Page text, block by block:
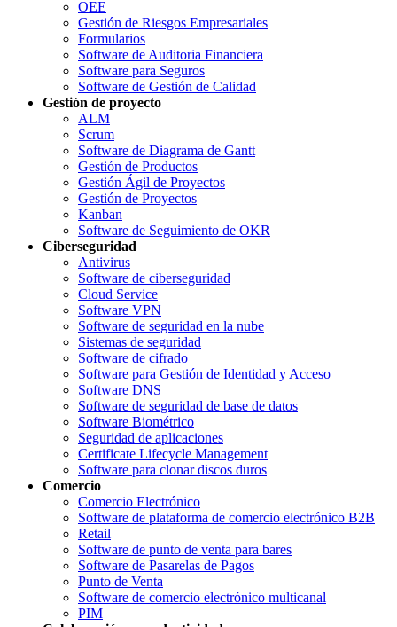
OEE
Gestión de Riesgos Empresariales
Formularios
Software de Auditoria Financiera
Software para Seguros
Software de Gestión de Calidad
Gestión de proyecto
ALM
Scrum
Software de Diagrama de Gantt
Gestión de Productos
Gestión Ágil de Proyectos
Gestión de Proyectos
Kanban
Software de Seguimiento de OKR
Ciberseguridad
Antivirus
Software de ciberseguridad
Cloud Service
Software VPN
Software de seguridad en la nube
Sistemas de seguridad
Software de cifrado
Software para Gestión de Identidad y Acceso
Software DNS
Software de seguridad de base de datos
Software Biométrico
Seguridad de aplicaciones
Certificate Lifecycle Management
Software para clonar discos duros
Comercio
Comercio Electrónico
Software de plataforma de comercio electrónico B2B
Retail
Software de punto de venta para bares
Software de Pasarelas de Pagos
Punto de Venta
Software de comercio electrónico multicanal
PIM